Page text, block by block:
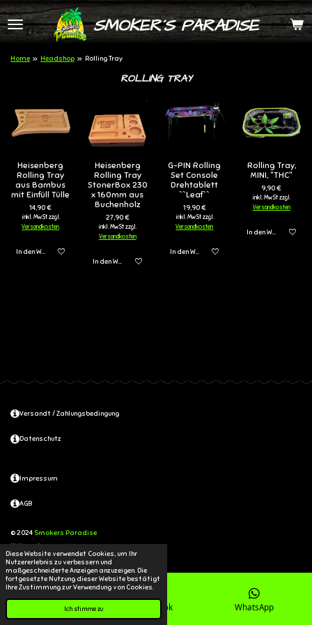
Diese Website verwendet Cookies, um Ihr
Nutzererlebnis zu verbessern und
maßgeschneiderte Anzeigen anzuzeigen. Die
fortgesetzte Nutzung dieser Website bestätigt
Ihre Zustimmung zur Verwendung von Cookies.
Ich stimme zu
Zum
Hauptinhalt
springen
SMOKER´S PARADISE
Home » Headshop » Rolling Tray
ROLLING TRAY
Heisenberg
Rolling Tray
aus Bambus
mit Einfüll Tülle
14,90 €
inkl. MwSt zzgl.
Versandkosten
In den Warenkorb
Heisenberg
Rolling Tray
StonerBox 230
x 160mm aus
Buchenholz
27,90 €
inkl. MwSt zzgl.
Versandkosten
In den Warenkorb
G-PIN Rolling
Set Console
Drehtablett
``Leaf``
19,90 €
inkl. MwSt zzgl.
Versandkosten
In den Warenkorb
Rolling Tray,
MINI, "THC"
9,90 €
inkl. MwSt zzgl.
Versandkosten
In den Warenkorb
Versandt / Zahlungsbedingung
Datenschutz
Impressum
AGB
© 2024 Smokers Paradise
Mit Unterstützung vonWebador
Karte Facebook WhatsApp